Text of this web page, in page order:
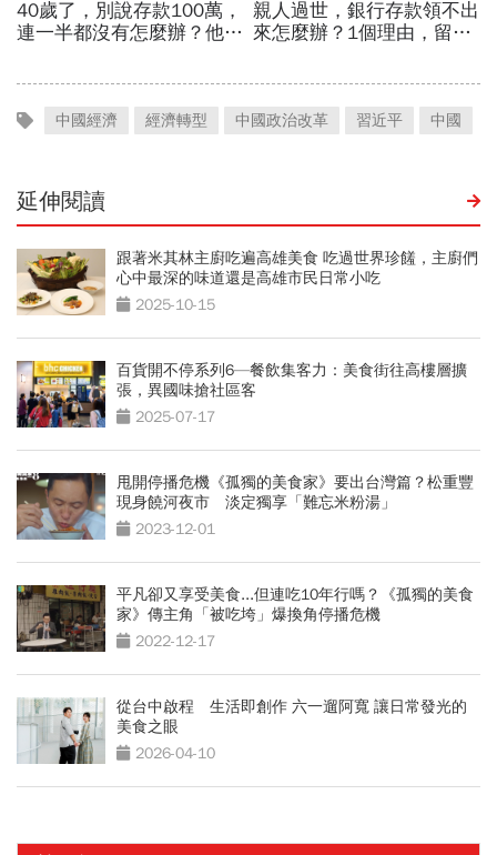
中國經濟 經濟轉型 中國政治改革 習近平 中國
延伸閱讀
跟著米其林主廚吃遍高雄美食 吃過世界珍饈，主廚們
心中最深的味道還是高雄市民日常小吃
2025-10-15
百貨開不停系列6—餐飲集客力：美食街往高樓層擴
張，異國味搶社區客
2025-07-17
甩開停播危機《孤獨的美食家》要出台灣篇？松重豐
現身饒河夜市 淡定獨享「難忘米粉湯」
2023-12-01
平凡卻又享受美食...但連吃10年行嗎？《孤獨的美食
家》傳主角「被吃垮」爆換角停播危機
2022-12-17
從台中啟程 生活即創作 六一遛阿寬 讓日常發光的
美食之眼
2026-04-10